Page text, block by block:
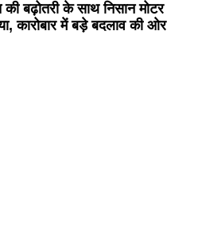
बढ़ोतरी के साथ निसान मोटर
कारोबार में बड़े बदलाव की ओर